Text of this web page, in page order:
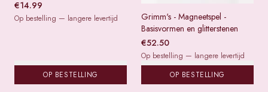
regenboog
€14.99
Op bestelling — langere levertijd
OP BESTELLING
Grimm's - Magneetspel -
Basisvormen en glitterstenen
€52.50
Op bestelling — langere levertijd
OP BESTELLING